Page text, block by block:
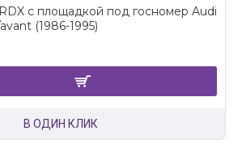
с площадкой под госномер Audi
(1986-1995)
В ОДИН КЛИК